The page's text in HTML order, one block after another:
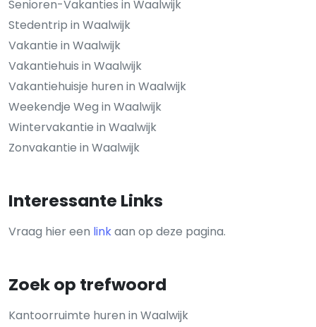
Senioren-Vakanties in Waalwijk
Stedentrip in Waalwijk
Vakantie in Waalwijk
Vakantiehuis in Waalwijk
Vakantiehuisje huren in Waalwijk
Weekendje Weg in Waalwijk
Wintervakantie in Waalwijk
Zonvakantie in Waalwijk
Interessante Links
Vraag hier een linkaan op deze pagina.
Zoek op trefwoord
Kantoorruimte huren in Waalwijk